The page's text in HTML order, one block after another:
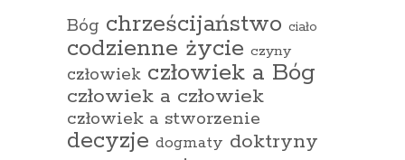
Bóg chrześcijaństwo ciało
codzienne życie czyny
człowiek człowiek a Bóg
człowiek a człowiek
człowiek a stworzenie
decyzje dogmaty doktryny